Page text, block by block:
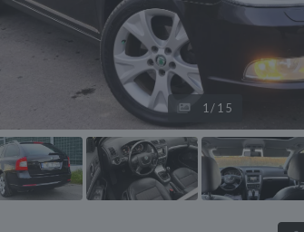
1/15